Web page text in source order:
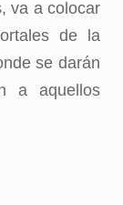
va a colocar
de la
se darán
a aquellos